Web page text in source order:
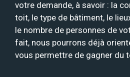
votre demande, à savoir : la
toit, le type de bâtiment, le
le nombre de personnes de
fait, nous pourrons déjà
vous permettre de gagner du